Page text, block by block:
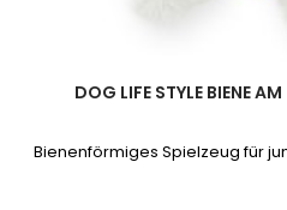
DOG LIFE STYLE BIENE
Bienenförmiges Spielzeug für